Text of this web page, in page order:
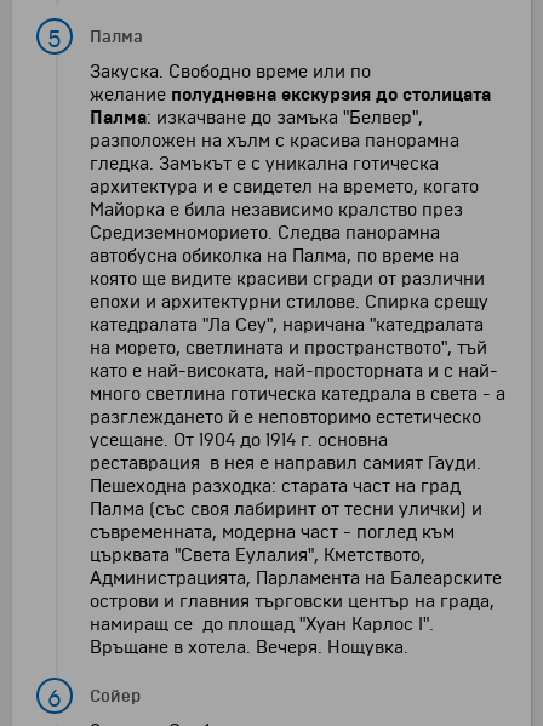
5 Палма
Закуска. Свободно време или по
желание полудневна екскурзия до столицата
Палма: изкачване до замъка "Белвер",
разположен на хълм с красива панорамна
гледка. Замъкът е с уникална готическа
архитектура и е свидетел на времето, когато
Майорка е била независимо кралство през
Средиземноморието. Следва панорамна
автобусна обиколка на Палма, по време на
която ще видите красиви сгради от различни
епохи и архитектурни стилове. Спирка срещу
катедралата "Ла Сеу", наричана "катедралата
на морето, светлината и пространството", тъй
като е най-високата, най-просторната и с най-
много светлина готическа катедрала в света - а
разглеждането й е неповторимо естетическо
усещане. От 1904 до 1914 г. основна
реставрация в нея е направил самият Гауди.
Пешеходна разходка: старата част на град
Палма (със своя лабиринт от тесни улички) и
съвременната, модерна част - поглед към
църквата "Света Еулалия", Кметството,
Администрацията, Парламента на Балеарските
острови и главния търговски център на града,
намиращ се до площад "Хуан Карлос I".
Връщане в хотела. Вечеря. Нощувка.
6 Сойер